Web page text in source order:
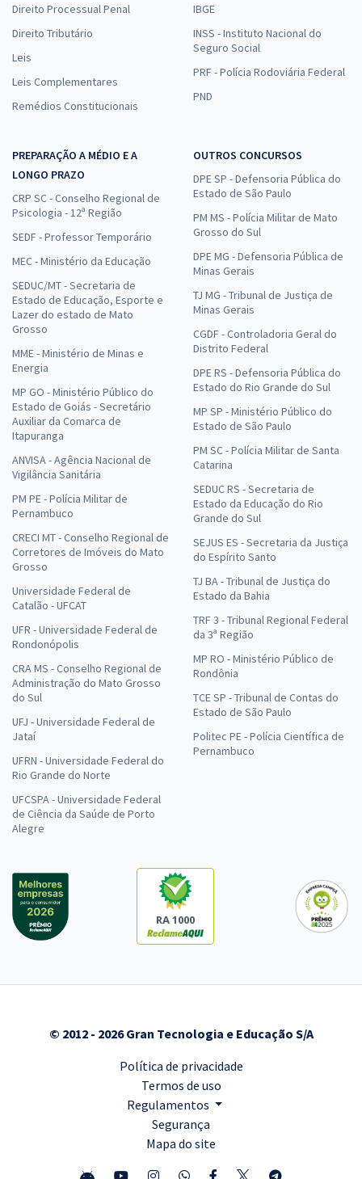
Direito Processual Penal
Direito Tributário
Leis
Leis Complementares
Remédios Constitucionais
IBGE
INSS - Instituto Nacional do
Seguro Social
PRF - Polícia Rodoviária Federal
PND
PREPARAÇÃO A MÉDIO E A
LONGO PRAZO
CRP SC - Conselho Regional de
Psicologia - 12ª Região
SEDF - Professor Temporário
MEC - Ministério da Educação
SEDUC/MT - Secretaria de
Estado de Educação, Esporte e
Lazer do estado de Mato
Grosso
MME - Ministério de Minas e
Energia
MP GO - Ministério Público do
Estado de Goiás - Secretário
Auxiliar da Comarca de
Itapuranga
ANVISA - Agência Nacional de
Vigilância Sanitária
PM PE - Polícia Militar de
Pernambuco
CRECI MT - Conselho Regional de
Corretores de Imóveis do Mato
Grosso
Universidade Federal de
Catalão - UFCAT
UFR - Universidade Federal de
Rondonópolis
CRA MS - Conselho Regional de
Administração do Mato Grosso
do Sul
UFJ - Universidade Federal de
Jataí
UFRN - Universidade Federal do
Rio Grande do Norte
UFCSPA - Universidade Federal
de Ciência da Saúde de Porto
Alegre
OUTROS CONCURSOS
DPE SP - Defensoria Pública do
Estado de São Paulo
PM MS - Polícia Militar de Mato
Grosso do Sul
DPE MG - Defensoria Pública de
Minas Gerais
TJ MG - Tribunal de Justiça de
Minas Gerais
CGDF - Controladoria Geral do
Distrito Federal
DPE RS - Defensoria Pública do
Estado do Rio Grande do Sul
MP SP - Ministério Público do
Estado de São Paulo
PM SC - Polícia Militar de Santa
Catarina
SEDUC RS - Secretaria de
Estado da Educação do Rio
Grande do Sul
SEJUS ES - Secretaria da Justiça
do Espírito Santo
TJ BA - Tribunal de Justiça do
Estado da Bahia
TRF 3 - Tribunal Regional Federal
da 3ª Região
MP RO - Ministério Público de
Rondônia
TCE SP - Tribunal de Contas do
Estado de São Paulo
Politec PE - Polícia Científica de
Pernambuco
RA 1000
© 2012 - 2026 Gran Tecnologia e Educação S/A
Política de privacidade
Termos de uso
Regulamentos
Segurança
Mapa do site